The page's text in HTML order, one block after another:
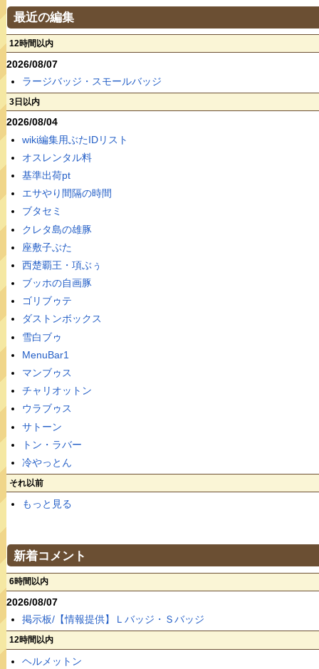
最近の編集
12時間以内
2026/08/07
ラージバッジ・スモールバッジ
3日以内
2026/08/04
wiki編集用ぶたIDリスト
オスレンタル料
基準出荷pt
エサやり間隔の時間
ブタセミ
クレタ島の雄豚
座敷子ぶた
西楚覇王・項ぶぅ
ブッホの自画豚
ゴリブゥテ
ダストンボックス
雪白ブゥ
MenuBar1
マンブゥス
チャリオットン
ウラブゥス
サトーン
トン・ラバー
冷やっとん
それ以前
もっと見る
新着コメント
6時間以内
2026/08/07
掲示板/【情報提供】Ｌバッジ・Ｓバッジ
12時間以内
ヘルメットン